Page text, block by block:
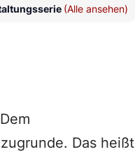
(Alle ansehen)
Das heißt